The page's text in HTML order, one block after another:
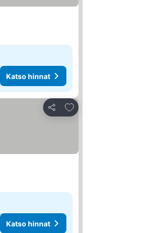
Katso hinnat
Jaa
Lisää suosikkeihin
Katso hinnat